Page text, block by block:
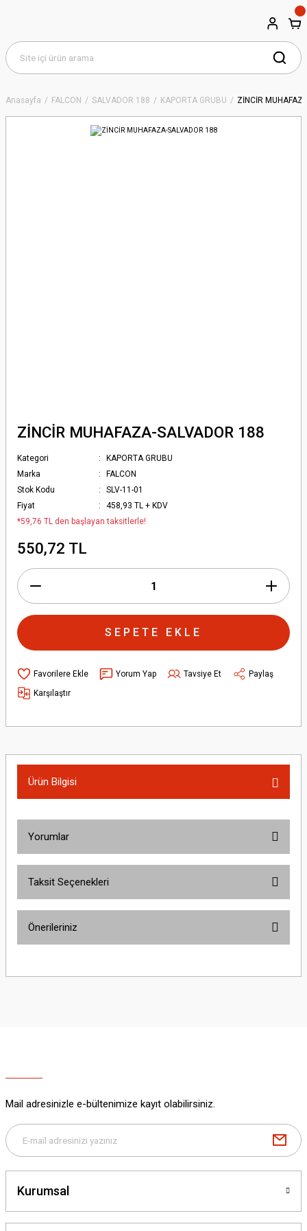
Anasayfa FALCON SALVADOR 188 KAPORTA GRUBU ZİNCİR
ZİNCİR MUHAFAZA-SALVADOR 188
Kategori
KAPORTA GRUBU
Marka
FALCON
Stok Kodu
SLV-11-01
Fiyat
458,93 TL + KDV
*59,76 TL den başlayan taksitlerle!
550,72 TL
SEPETE EKLE
Yorum Yap Tavsiye Et
Paylaş
Karşılaştır
Ürün Bilgisi
Yorumlar
Taksit Seçenekleri
Önerileriniz
yetersiz gördüğünüz noktaları öneri formunu kullanarak tarafımıza
Bu ürüne benzer farklı alternatifler olmalı.
Mail adresinizle e-bültenimize kayıt olabilirsiniz.
Kurumsal